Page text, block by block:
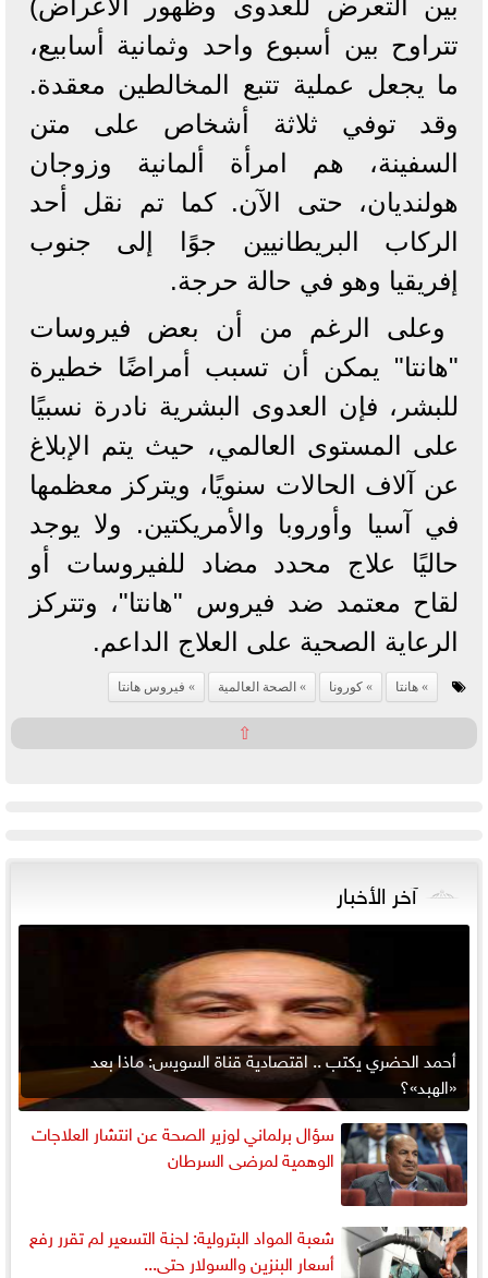
تتراوح بين أسبوع واحد وثمانية أسابيع،
ما يجعل عملية تتبع المخالطين معقدة.
وقد توفي ثلاثة أشخاص على متن
السفينة، هم امرأة ألمانية وزوجان
هولنديان، حتى الآن. كما تم نقل أحد
الركاب البريطانيين جوًا إلى جنوب
إفريقيا وهو في حالة حرجة.
وعلى الرغم من أن بعض فيروسات
"هانتا" يمكن أن تسبب أمراضًا خطيرة
للبشر، فإن العدوى البشرية نادرة نسبيًا
على المستوى العالمي، حيث يتم الإبلاغ
عن آلاف الحالات سنويًا، ويتركز معظمها
في آسيا وأوروبا والأمريكتين. ولا يوجد
حاليًا علاج محدد مضاد للفيروسات أو
لقاح معتمد ضد فيروس "هانتا"، وتتركز
الرعاية الصحية على العلاج الداعم.
هانتا كورونا الصحة العالمية فيروس هانتا
⇧
آخر الأخبار
أحمد الحضري يكتب .. اقتصادية قناة السويس: ماذا بعد
«الهبد»؟
سؤال برلماني لوزير الصحة عن انتشار العلاجات
الوهمية لمرضى السرطان
شعبة المواد البترولية: لجنة التسعير لم تقرر رفع
أسعار البنزين والسولار حتى...